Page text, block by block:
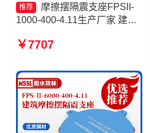
推荐
摩擦摆隔震支座FPSII-
1000-400-4.11生产厂家 建筑
震支座 摩擦摆隔震支座FPSII-
￥7707